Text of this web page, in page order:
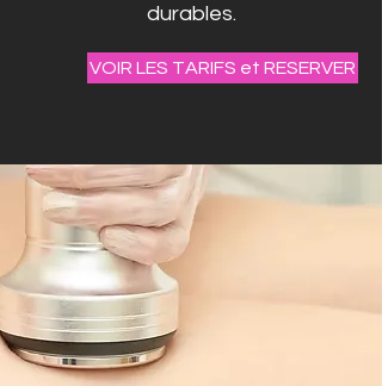
durables.
VOIR LES TARIFS et RESERVER